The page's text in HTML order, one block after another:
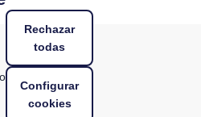
Rechazar
todas
Configurar
cookies